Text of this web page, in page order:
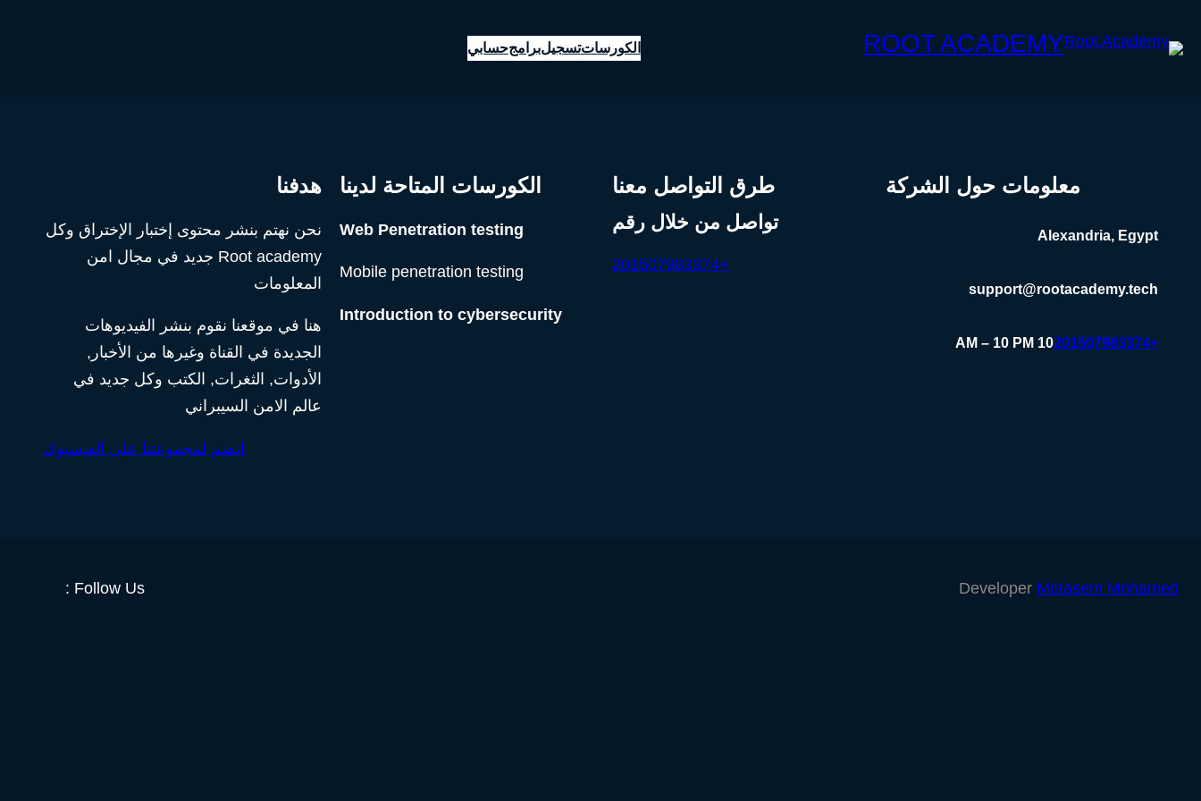
ROOT ACADEMY الكورساتتسجيلبرامجحسابي
معلومات حول الشركة
Alexandria, Egypt
support@rootacademy.tech
+201507983374
10 AM – 10 PM
طرق التواصل معنا
تواصل من خلال رقم
+201507983374
الكورسات المتاحة لدينا
Web Penetration testing
Mobile penetration testing
Introduction to cybersecurity
هدفنا
نحن نهتم بنشر محتوى إختبار الإختراق وكل
Root academy جديد في مجال امن
المعلومات
هنا في موقعنا نقوم بنشر الفيديوهات
الجديدة في القناة وغيرها من الأخبار,
الأدوات, الثغرات, الكتب وكل جديد في
عالم الامن السيبراني
انضم لمجموعتنا على الفيسبوك
Developer Motasem Mohamed
Follow Us :